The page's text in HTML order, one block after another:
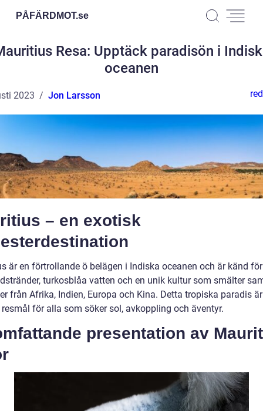
PÅFÄRDMOT.se
Resa: Upptäck paradisön i
oceanen
2023 Jon Larsson
– en exotisk
är en förtrollande ö belägen i Indiska oceanen och är känd
turkosblåa vatten och en unik kultur som smälter
från Afrika, Indien, Europa och Kina. Detta tropiska paradis
för alla som söker sol, avkoppling och äventyr.
presentation av